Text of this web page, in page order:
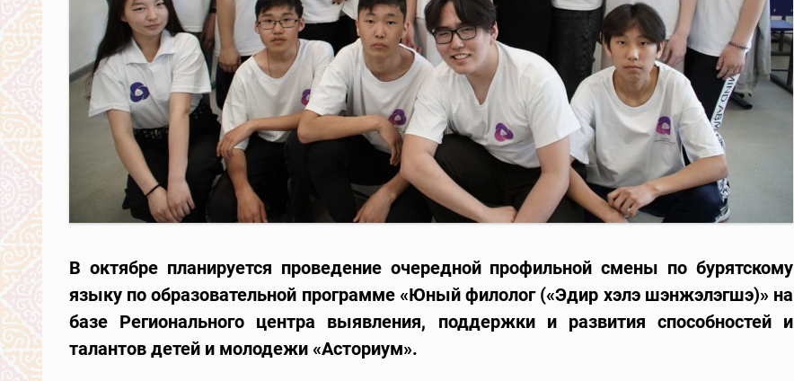
В октябре планируется проведение очередной профильной смены по бурятскому
языку по образовательной программе «Юный филолог («Эдир хэлэ шэнжэлэгшэ)» на
базе Регионального центра выявления, поддержки и развития способностей и
талантов детей и молодежи «Асториум».